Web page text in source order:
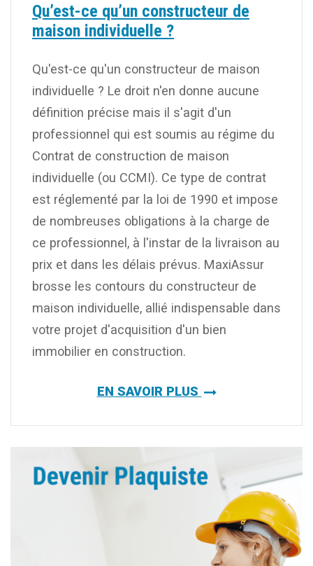
Qu’est-ce qu’un constructeur de
maison individuelle ?
Qu'est-ce qu'un constructeur de maison
individuelle ? Le droit n'en donne aucune
définition précise mais il s'agit d'un
professionnel qui est soumis au régime du
Contrat de construction de maison
individuelle (ou CCMI). Ce type de contrat
est réglementé par la loi de 1990 et impose
de nombreuses obligations à la charge de
ce professionnel, à l'instar de la livraison au
prix et dans les délais prévus. MaxiAssur
brosse les contours du constructeur de
maison individuelle, allié indispensable dans
votre projet d'acquisition d'un bien
immobilier en construction.
EN SAVOIR PLUS